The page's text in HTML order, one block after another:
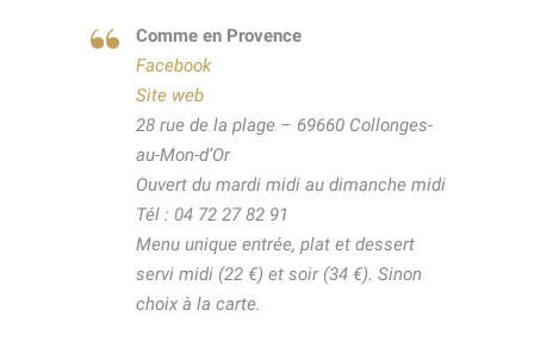
Comme en Provence
Facebook
Site web
28 rue de la plage – 69660 Collonges-
au-Mon-d’Or
Ouvert du mardi midi au dimanche midi
Tél : 04 72 27 82 91
Menu unique entrée, plat et dessert
servi midi (22 €) et soir (34 €). Sinon
choix à la carte.